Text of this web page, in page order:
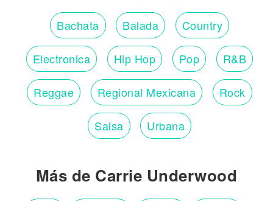
Bachata Balada Country
Electronica Hip Hop Pop R&B
Reggae Regional Mexicana Rock
Salsa Urbana
Más de Carrie Underwood